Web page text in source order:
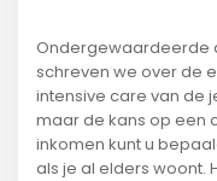
Ondergewaardeerde
schreven we over de
intensive care van de
maar de kans op een
inkomen kunt u
als je al elders woont.